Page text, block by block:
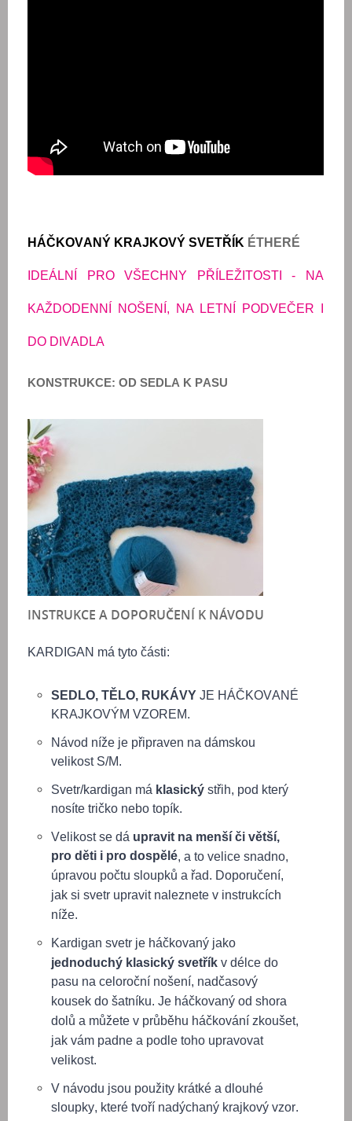
HÁČKOVANÝ KRAJKOVÝ SVETŘÍK ÉTHERÉ
IDEÁLNÍ PRO VŠECHNY PŘÍLEŽITOSTI - NA
KAŽDODENNÍ NOŠENÍ, NA LETNÍ PODVEČER I
DO DIVADLA
KONSTRUKCE: OD SEDLA K PASU
INSTRUKCE A DOPORUČENÍ K NÁVODU
KARDIGAN má tyto části:
SEDLO, TĚLO, RUKÁVY JE HÁČKOVANÉ
KRAJKOVÝM VZOREM.
Návod níže je připraven na dámskou
velikost S/M.
Svetr/kardigan má klasický střih, pod který
nosíte tričko nebo topík.
Velikost se dá upravit na menší či větší,
pro děti i pro dospělé, a to velice snadno,
úpravou počtu sloupků a řad. Doporučení,
jak si svetr upravit naleznete v instrukcích
níže.
Kardigan svetr je háčkovaný jako
jednoduchý klasický svetřík v délce do
pasu na celoroční nošení, nadčasový
kousek do šatníku. Je háčkovaný od shora
dolů a můžete v průběhu háčkování zkoušet,
jak vám padne a podle toho upravovat
velikost.
V návodu jsou použity krátké a dlouhé
sloupky, které tvoří nadýchaný krajkový vzor.